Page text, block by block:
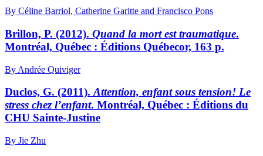
By Céline Barriol, Catherine Garitte and Francisco Pons
Brillon, P. (2012). Quand la mort est traumatique.
Montréal, Québec : Éditions Québecor, 163 p.
By Andrée Quiviger
Duclos, G. (2011).Attention, enfant sous tension! Le
stress chez l’enfant. Montréal, Québec : Éditions du
CHU Sainte-Justine
By Jie Zhu